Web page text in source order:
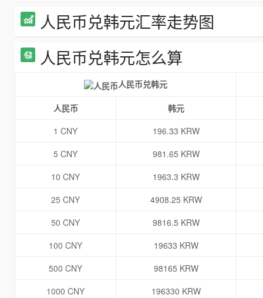
人民币兑韩元汇率走势图
人民币兑韩元怎么算
人民币兑韩元
人民币
韩元
1 CNY
196.33 KRW
5 CNY
981.65 KRW
10 CNY
1963.3 KRW
25 CNY
4908.25 KRW
50 CNY
9816.5 KRW
100 CNY
19633 KRW
500 CNY
98165 KRW
1000 CNY
196330 KRW